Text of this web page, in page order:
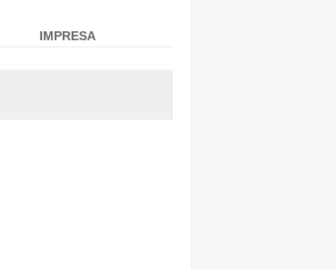
IMPRESA